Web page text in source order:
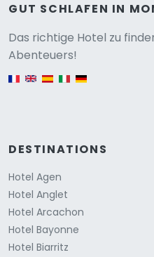
GUT SCHLAFEN IN
Das richtige Hotel zu
Abenteuers!
English version
DESTINATIONS
Hotel Agen
Hotel Anglet
Hotel Arcachon
Hotel Bayonne
Hotel Biarritz